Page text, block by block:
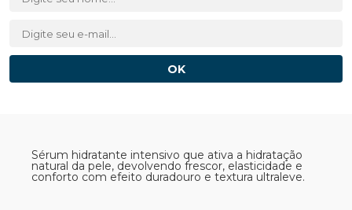
Sérum hidratante intensivo que ativa a hidratação
natural da pele, devolvendo frescor, elasticidade e
conforto com efeito duradouro e textura ultraleve.